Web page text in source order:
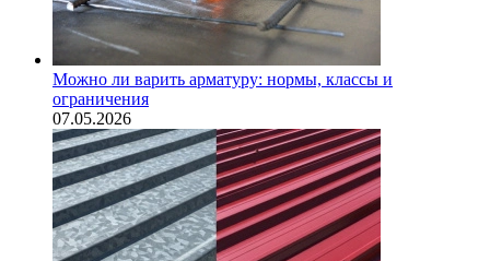
Можно ли варить арматуру: нормы, классы и
ограничения
07.05.2026